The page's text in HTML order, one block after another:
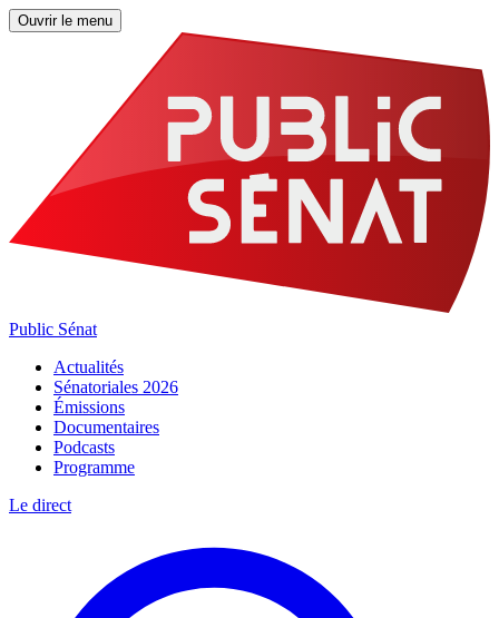
Ouvrir le menu
Public Sénat
Actualités
Sénatoriales 2026
Émissions
Documentaires
Podcasts
Programme
Le direct